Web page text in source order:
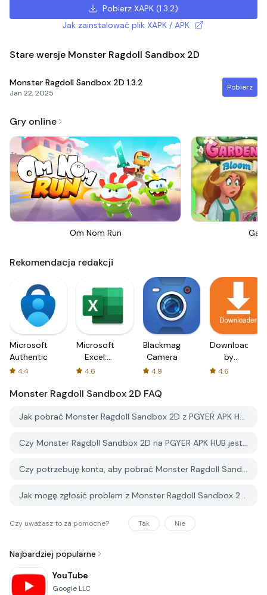
Pobierz XAPK (1.3.2)
Jak zainstalować plik XAPK / APK
Stare wersje Monster Ragdoll Sandbox 2D
Monster Ragdoll Sandbox 2D 1.3.2
Jan 22, 2025
Pobierz
Gry online
Om Nom Run
Rekomendacja redakcji
Microsoft
Authenticator
4.4
Microsoft
Excel:
Spreadsheets
4.6
Blackmagic
Camera
4.9
Downloader
by
AFTVnews
4.6
Monster Ragdoll Sandbox 2D FAQ
Jak pobrać Monster Ragdoll Sandbox 2D z PGYER APK HUB?
Czy Monster Ragdoll Sandbox 2D na PGYER APK HUB jest darmowy do pobrania?
Czy potrzebuję konta, aby pobrać Monster Ragdoll Sandbox 2D z PGYER APK HUB?
Jak mogę zgłosić problem z Monster Ragdoll Sandbox 2D na PGYER APK HUB?
Czy uważasz to za pomocne? Tak Nie
Najbardziej popularne
YouTube
Google LLC